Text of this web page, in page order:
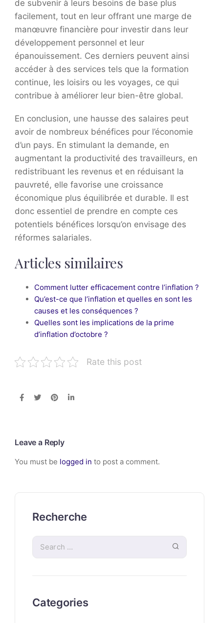
de subvenir à leurs besoins de base plus
facilement, tout en leur offrant une marge de
manœuvre financière pour investir dans leur
développement personnel et leur
épanouissement. Ces derniers peuvent ainsi
accéder à des services tels que la formation
continue, les loisirs ou les voyages, ce qui
contribue à améliorer leur bien-être global.
En conclusion, une hausse des salaires peut
avoir de nombreux bénéfices pour l’économie
d’un pays. En stimulant la demande, en
augmentant la productivité des travailleurs, en
redistribuant les revenus et en réduisant la
pauvreté, elle favorise une croissance
économique plus équilibrée et durable. Il est
donc essentiel de prendre en compte ces
potentiels bénéfices lorsqu’on envisage des
réformes salariales.
Articles similaires
Comment lutter efficacement contre l’inflation ?
Qu’est-ce que l’inflation et quelles en sont les
causes et les conséquences ?
Quelles sont les implications de la prime
d’inflation d’octobre ?
Rate this post
Leave a Reply
You must be logged in to post a comment.
Recherche
Categories